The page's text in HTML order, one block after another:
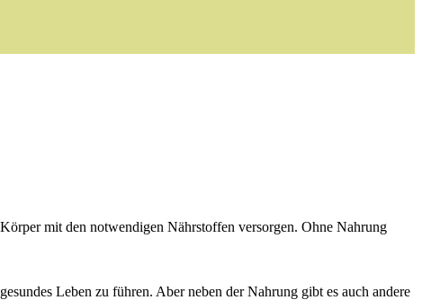
mit den notwendigen Nährstoffen versorgen. Ohne Nahrung
Leben zu führen. Aber neben der Nahrung gibt es auch andere